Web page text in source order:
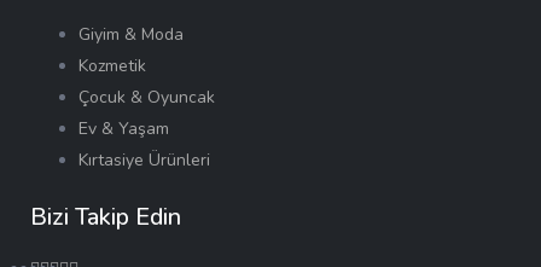
Giyim & Moda
Kozmetik
Çocuk & Oyuncak
Ev & Yaşam
Kırtasiye Ürünleri
Bizi Takip Edin